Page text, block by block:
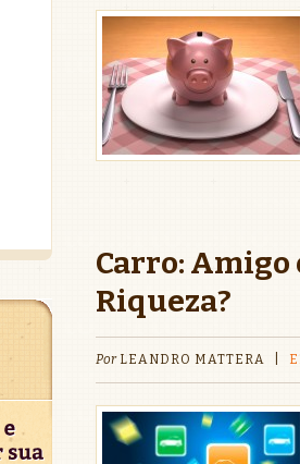
Carro:
Riqueza?
Por LEANDRO MATTERA